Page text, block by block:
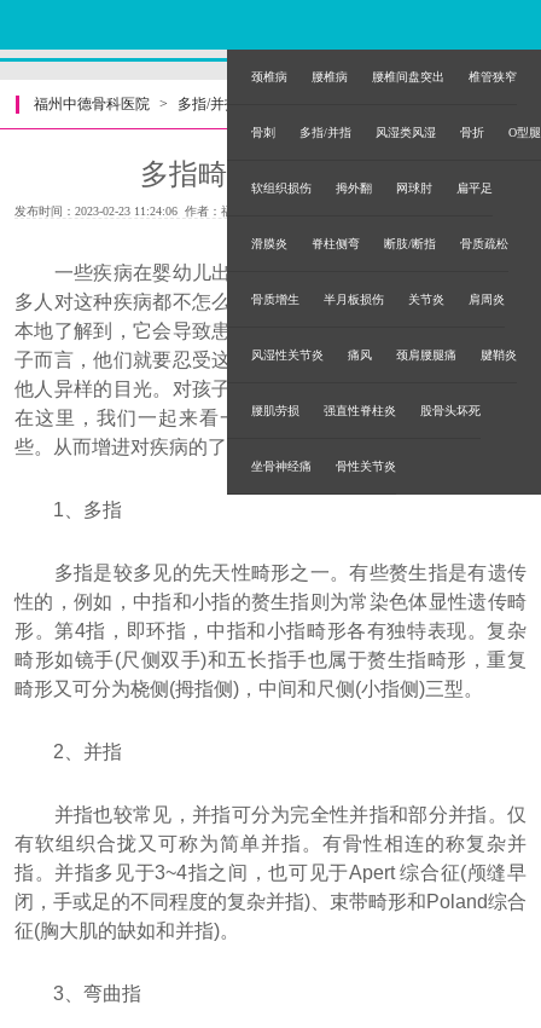
颈椎病 腰椎病 腰椎间盘突出 椎管狭窄
骨刺 多指/并指 风湿类风湿 骨折 O型腿
软组织损伤 拇外翻 网球肘 扁平足
滑膜炎 脊柱侧弯 断肢/断指 骨质疏松
骨质增生 半月板损伤 关节炎 肩周炎
风湿性关节炎 痛风 颈肩腰腿痛 腱鞘炎
腰肌劳损 强直性脊柱炎 股骨头坏死
坐骨神经痛 骨性关节炎
福州中德骨科医院 > 多指/并指
多指畸形的常见表现
发布时间：2023-02-23 11:24:06 作者：福州中德骨科医院
一些疾病在婴幼儿出生时便一目了然，像多指畸形。很
多人对这种疾病都不怎么熟悉，但是从该病的名称我们能基
本地了解到，它会导致患者的手指异于常人。对刚出生的孩
子而言，他们就要忍受这种疾病的折磨，而在日后还要承受
他人异样的目光。对孩子和父母而言，都是心理上的打击。
在这里，我们一起来看一下多指畸形的常见表现到底有哪
些。从而增进对疾病的了解。
1、多指
多指是较多见的先天性畸形之一。有些赘生指是有遗传
性的，例如，中指和小指的赘生指则为常染色体显性遗传畸
形。第4指，即环指，中指和小指畸形各有独特表现。复杂
畸形如镜手(尺侧双手)和五长指手也属于赘生指畸形，重复
畸形又可分为桡侧(拇指侧)，中间和尺侧(小指侧)三型。
2、并指
并指也较常见，并指可分为完全性并指和部分并指。仅
有软组织合拢又可称为简单并指。有骨性相连的称复杂并
指。并指多见于3~4指之间，也可见于Apert 综合征(颅缝早
闭，手或足的不同程度的复杂并指)、束带畸形和Poland综合
征(胸大肌的缺如和并指)。
3、弯曲指